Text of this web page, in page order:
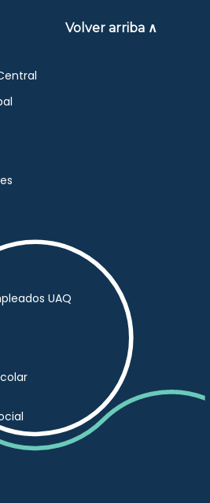
Volver arriba ∧
UAQ